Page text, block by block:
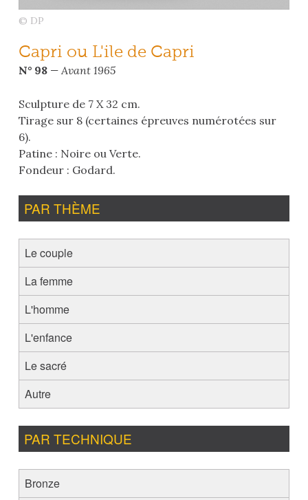
© DP
Capri ou L'ile de Capri
N° 98 — Avant 1965
Sculpture de 7 X 32 cm.
Tirage sur 8 (certaines épreuves numérotées sur
6).
Patine : Noire ou Verte.
Fondeur : Godard.
PAR THÈME
Le couple
La femme
L'homme
L'enfance
Le sacré
Autre
PAR TECHNIQUE
Bronze